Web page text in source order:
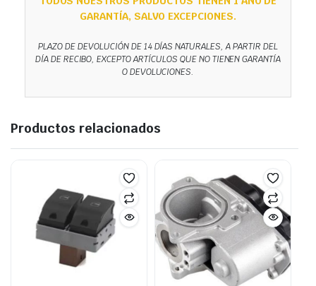
GARANTÍA, SALVO EXCEPCIONES.
PLAZO DE DEVOLUCIÓN DE 14 DÍAS NATURALES, A PARTIR DEL
DÍA DE RECIBO, EXCEPTO ARTÍCULOS QUE NO TIENEN GARANTÍA
O DEVOLUCIONES.
Productos relacionados